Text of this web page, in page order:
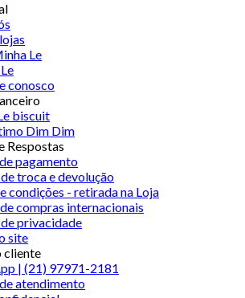
Le
conosco
biscuit
Dim Dim
Respostas
pagamento
troca e devolução
condições - retirada na Loja
compras internacionais
privacidade
site
cliente
| (21) 97971-2181
atendimento